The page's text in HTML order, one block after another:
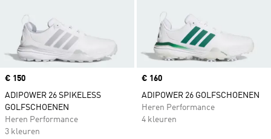
Price
€ 150
ADIPOWER 26 SPIKELESS
GOLFSCHOENEN
Heren Performance
3 kleuren
Price
€ 160
ADIPOWER 26 GOLFSCHOENEN
Heren Performance
4 kleuren